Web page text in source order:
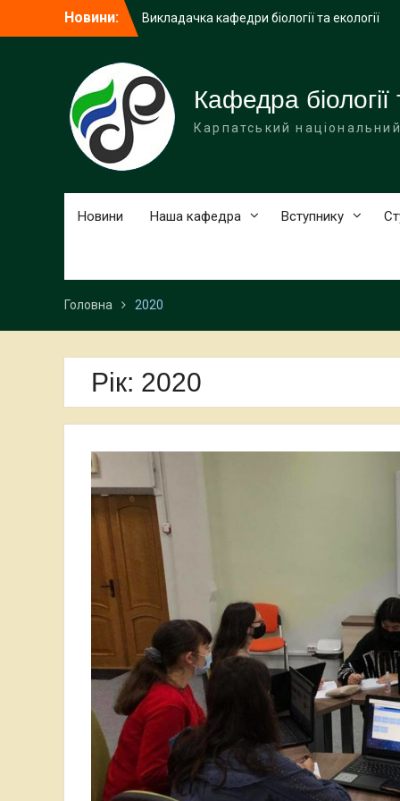
Новини:
Викладачка кафедри біології та екології
У Карпатському національному
університеті завершилася дводенна
науково-практична зустріч, присвячена
природоохоронним територіям
У Карпатському національному
університеті імені Василя Стефаника
Кафедра біології
Карпатський
Новини Наша кафедра Вступнику
Головна 2020
Рік: 2020